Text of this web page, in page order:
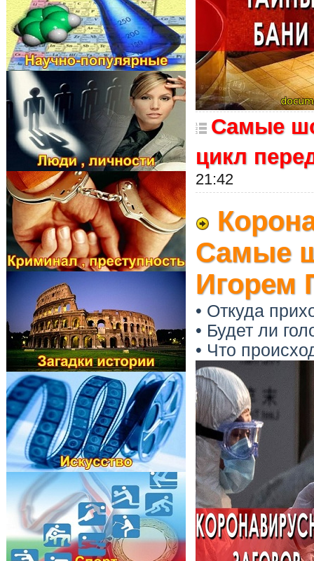
Самые
цикл
21:42
Самые
Игорем
• Откуда
• Будет ли
• Что